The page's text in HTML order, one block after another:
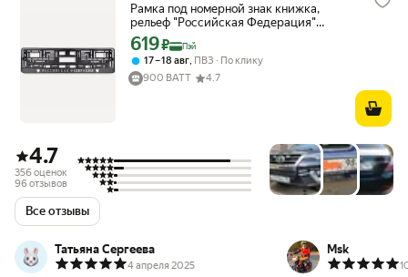
Рамка под номерной знак книжка,
рельеф "Российская Федерация"
(чёрная, серебро) AVS RN-11
Цена с картой Яндекс Пэй 619 ₽ вместо
619₽ Пэй
17 – 18 авг, ПВЗ
По клику
900 ВАТТ
4.7
4.7
356 оценок
96 отзывов
Все отзывы
Татьяна Сергеева
4 апреля 2025
Msk